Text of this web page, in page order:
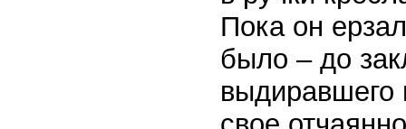
Пока он
было – до
выдиравшего